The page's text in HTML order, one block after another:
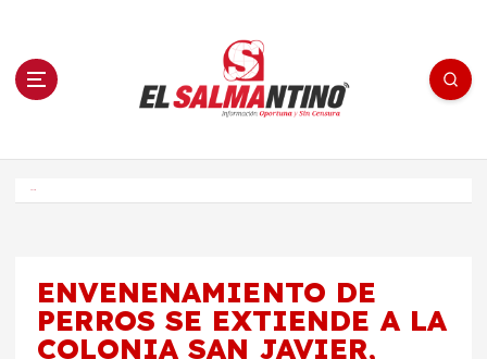
n El Salmantino - medios/noticias/editorial
ENVENENAMIENTO DE
PERROS SE EXTIENDE A LA
COLONIA SAN JAVIER,